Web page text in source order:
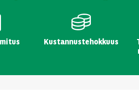
Kustannustehokkuus